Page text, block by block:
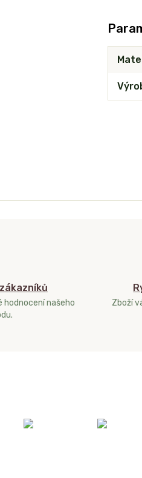
hodnocení našeho
Zboží